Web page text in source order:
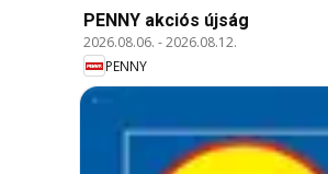
PENNY akciós újság
2026.08.06. -2026.08.12.
PENNY